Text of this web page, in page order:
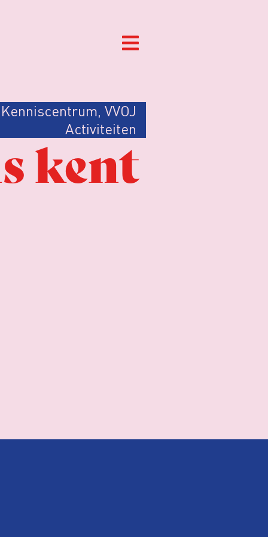
Kenniscentrum, VVOJ
Activiteiten
kent